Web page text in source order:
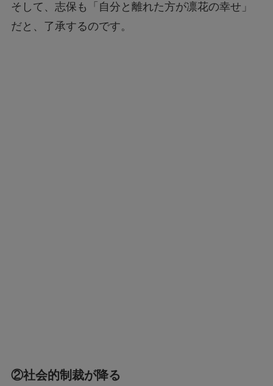
そして、志保も「自分と離れた方が凛花の幸せ」
だと、了承するのです。
②社会的制裁が降る